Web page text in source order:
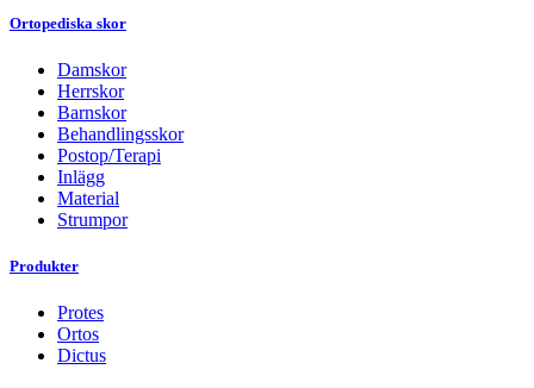
Ortopediska skor
Damskor
Herrskor
Barnskor
Behandlingsskor
Postop/Terapi
Inlägg
Material
Strumpor
Produkter
Protes
Ortos
Dictus